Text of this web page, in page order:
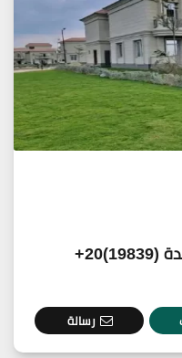
كمبوند زاهية المنصورة الجديدة (19839)20+
رسالة